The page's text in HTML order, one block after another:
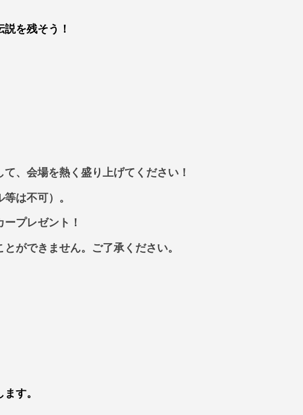
を残そう！
、会場を熱く盛り上げてください！
は不可）。
プレゼント！
ができません。ご了承ください。
す。